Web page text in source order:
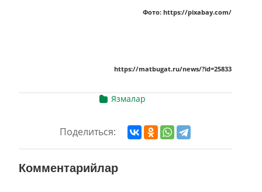
Фото: https://pixabay.com/
https://matbugat.ru/news/?id=25833
Язмалар
Поделиться:
Комментарийлар